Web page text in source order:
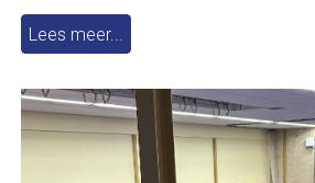
Lees meer...